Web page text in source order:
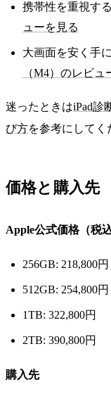
携帯性を重視す
ューを見る
大画面を安く手
（M4）のレビュ
迷ったときはiPad診
び方を参考にしてく
価格と購入先
Apple公式価格（税込
256GB: 218,800円
512GB: 254,800円
1TB: 322,800円
2TB: 390,800円
購入先